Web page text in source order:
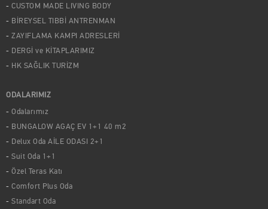
CUSTOM MADE LIVING BODY
BİREYSEL TIBBİ ANTRENMAN
ZAYIFLAMA KAMPI ADRESLERİ
DERGİ ve KİTAPLARIMIZ
HK SAĞLIK TURİZM
ODALARIMIZ
Odalarımız
BUNGALOW AGAÇ EV 1+1 40 m2
Delux Oda AİLE ODASI 2+1
Suit Oda 1+1
Özel Teras Katı
Comfort Plus Oda
Standart Oda